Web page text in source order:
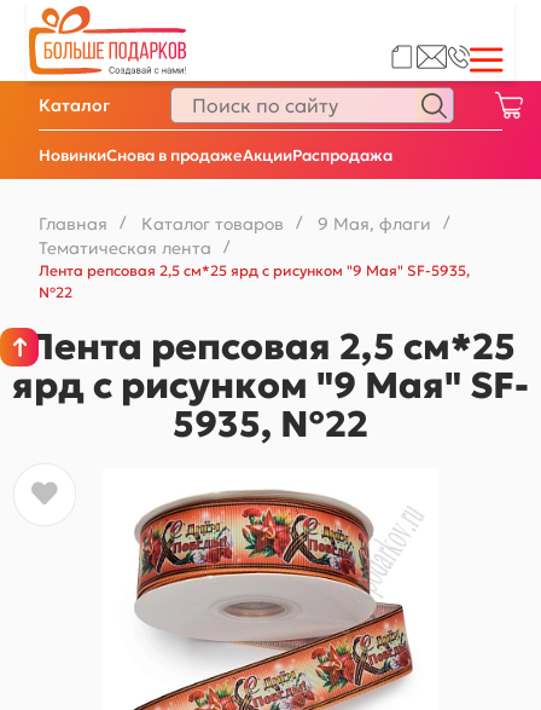
НовинкиСнова в продажеАкцииРаспродажа
Каталог
Главная / Каталог товаров / 9 Мая, флаги /
Тематическая лента
/
Лента репсовая 2,5 см*25 ярд с рисунком "9 Мая" SF-5935,
№22
Лента репсовая 2,5 см*25
ярд с рисунком "9 Мая" SF-
5935, №22